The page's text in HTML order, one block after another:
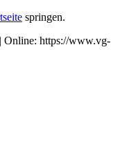
springen.
| Online: https://www.vg-